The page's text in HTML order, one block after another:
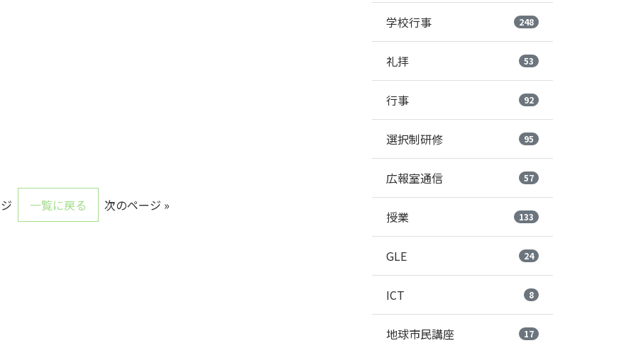
一覧に戻る 次のページ »
学校行事 248
礼拝 53
行事 92
選択制研修 95
広報室通信 57
授業 133
GLE 24
ICT 8
地球市民講座 17